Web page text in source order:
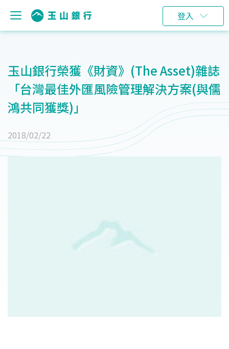
登入
玉山銀行榮獲《財資》(The Asset)雜誌
「台灣最佳外匯風險管理解決方案(與儒
鴻共同獲獎)」
2018/02/22